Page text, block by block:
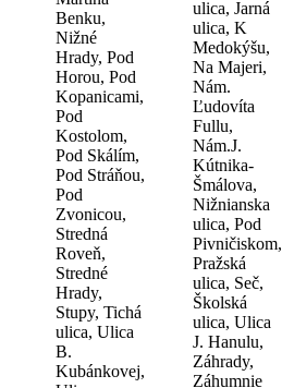
Benku,
Nižné
Hrady, Pod
Horou, Pod
Kopanicami,
Pod
Kostolom,
Pod Skálím,
Pod Stráňou,
Pod
Zvonicou,
Stredná
Roveň,
Stredné
Hrady,
Stupy, Tichá
ulica, Ulica
B.
Kubánkovej,
ulica, Jarná
ulica, K
Medokýšu,
Na Majeri,
Nám.
Ľudovíta
Fullu,
Nám.J.
Kútnika-
Šmálova,
Nižnianska
ulica, Pod
Pivničiskom,
Pražská
ulica, Seč,
Školská
ulica, Ulica
J. Hanulu,
Záhrady,
Záhumnie